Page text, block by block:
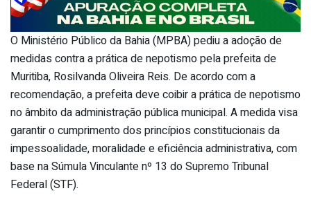
O Ministério Público da Bahia (MPBA) pediu a adoção de
medidas contra a prática de nepotismo pela prefeita de
Muritiba, Rosilvanda Oliveira Reis. De acordo com a
recomendação, a prefeita deve coibir a prática de nepotismo
no âmbito da administração pública municipal. A medida visa
garantir o cumprimento dos princípios constitucionais da
impessoalidade, moralidade e eficiência administrativa, com
base na Súmula Vinculante nº 13 do Supremo Tribunal
Federal (STF).